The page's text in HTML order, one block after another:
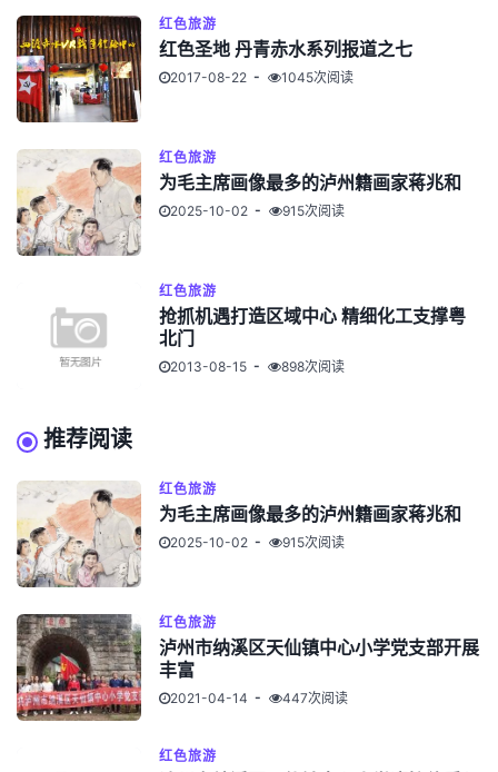
红色旅游
红色圣地 丹青赤水系列报道之七
2017-08-22 1045次阅读
红色旅游
为毛主席画像最多的泸州籍画家蒋兆和
2025-10-02 915次阅读
红色旅游
抢抓机遇打造区域中心 精细化工支撑粤
北门
2013-08-15 898次阅读
推荐阅读
红色旅游
为毛主席画像最多的泸州籍画家蒋兆和
2025-10-02 915次阅读
红色旅游
泸州市纳溪区天仙镇中心小学党支部开展
丰富
2021-04-14 447次阅读
红色旅游